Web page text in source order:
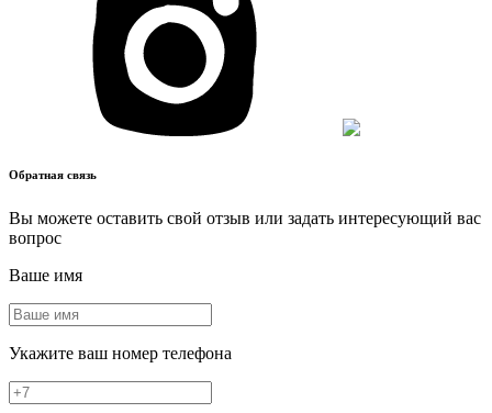
Обратная связь
Вы можете оставить свой отзыв или задать интересующий вас
вопрос
Ваше имя
Укажите ваш номер телефона